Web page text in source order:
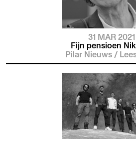
31 MAR 2021
Fijn pensioen
Pilar Nieuws /